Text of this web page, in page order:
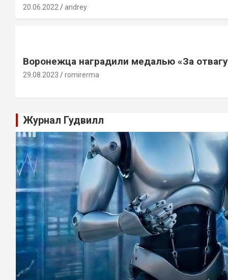
20.06.2022 andrey
Воронежца наградили медалью «За
29.08.2023 romirerma
Журнал Гудвилл